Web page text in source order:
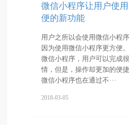
微信小程序让用户使
便的新功能
用户之所以会使用微信小程
因为使用微信小程序更方便
微信小程序，用户可以完成
情，但是，操作却更加的便
微信小程序也在通过不···
2018-03-05